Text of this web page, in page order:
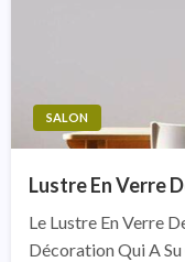
SALON
Lustre En Verre
Le Lustre En Verre
Décoration Qui A